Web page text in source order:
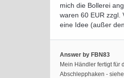
mich die Bollerei
waren 60 EUR zzgl.
eine Idee (außer
Answer by FBN83
Mein Händler fertigt für
Abschlepphaken -